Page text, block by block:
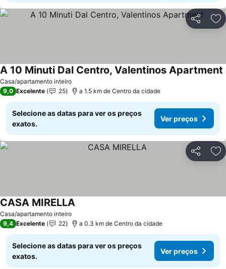
Partilhar
Casa/apartamento inteiro
A 10 Minuti Dal Centro, Valentinos Apartment
9,0 Excelente 25 a 1.5 km de Centro da cidade
Selecione as datas para ver os preços
exatos.
Ver preços
Partilhar
Casa/apartamento inteiro
CASA MIRELLA
9,4 Excelente 22 a 0.3 km de Centro da cidade
Selecione as datas para ver os preços
exatos.
Ver preços